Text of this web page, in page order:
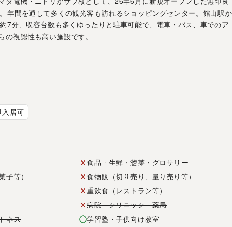
年間を通して多くの観光客も訪れるショッピングセンター。館山駅か
7分、収容台数も多くゆったりと駐車可能で、電車・バス、車でのア
の視認性も高い施設です。
入居可
食品・生鮮・惣菜・グロサリー
子等）
食物販（切り売り、量り売り等）
重飲食（レストラン等）
病院・クリニック・薬局
ネス
学習塾・子供向け教室